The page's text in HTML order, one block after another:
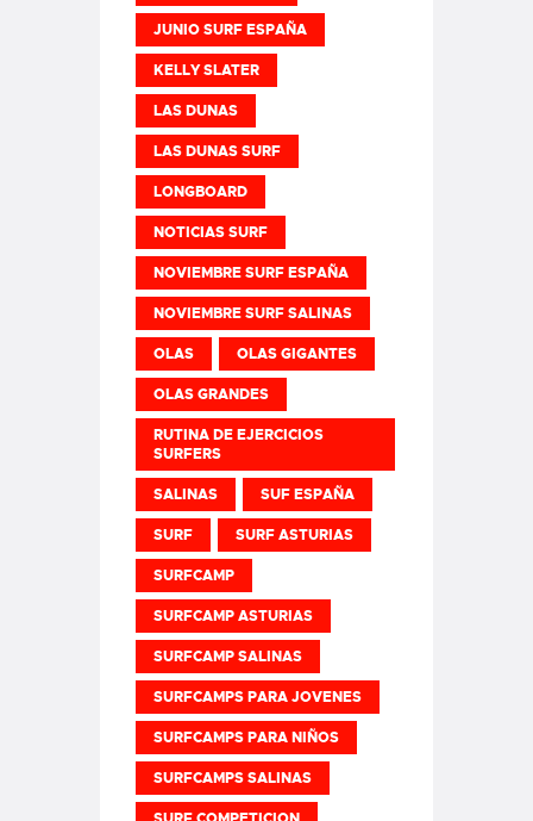
JUNIO SURF ESPAÑA
KELLY SLATER
LAS DUNAS
LAS DUNAS SURF
LONGBOARD
NOTICIAS SURF
NOVIEMBRE SURF ESPAÑA
NOVIEMBRE SURF SALINAS
OLAS OLAS GIGANTES
OLAS GRANDES
RUTINA DE EJERCICIOS
SURFERS
SALINAS SUF ESPAÑA
SURF SURF ASTURIAS
SURFCAMP
SURFCAMP ASTURIAS
SURFCAMP SALINAS
SURFCAMPS PARA JOVENES
SURFCAMPS PARA NIÑOS
SURFCAMPS SALINAS